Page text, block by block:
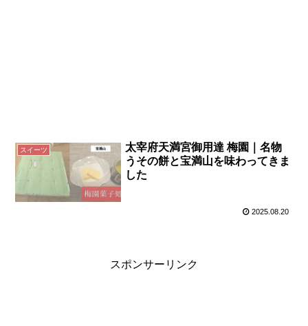
スイーツ
太宰府天満宮御用達 梅園｜名物
うその餅と宝満山を味わってきま
した
2025.08.20
スポンサーリンク